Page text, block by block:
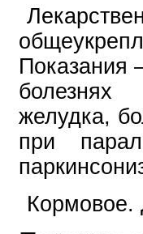
Показания
болезнях
желудка,
при
Кормовое.